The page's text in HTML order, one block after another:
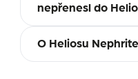
nepřenesl do
O Heliosu Nephrite